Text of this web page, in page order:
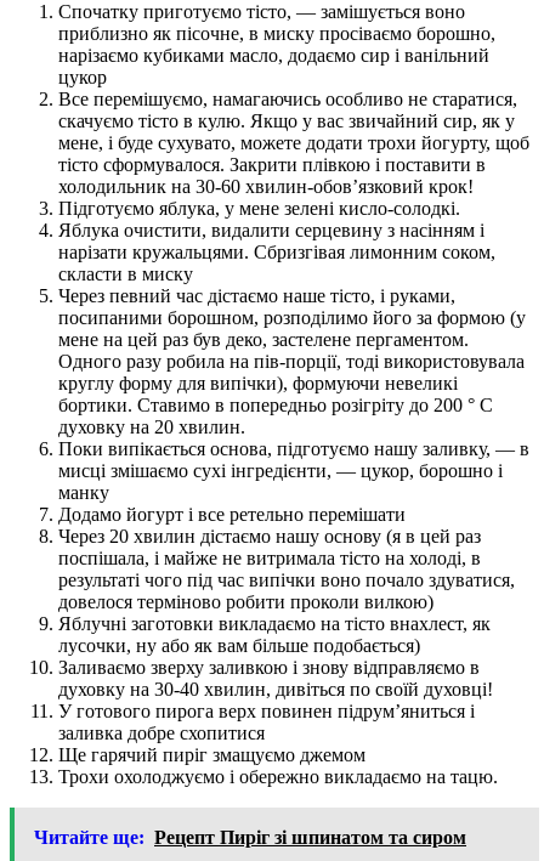
Спочатку приготуємо тісто, — замішується воно
приблизно як пісочне, в миску просіваємо борошно,
нарізаємо кубиками масло, додаємо сир і ванільний
цукор
Все перемішуємо, намагаючись особливо не старатися,
скачуємо тісто в кулю. Якщо у вас звичайний сир, як у
мене, і буде сухувато, можете додати трохи йогурту, щоб
тісто сформувалося. Закрити плівкою і поставити в
холодильник на 30-60 хвилин-обов’язковий крок!
Підготуємо яблука, у мене зелені кисло-солодкі.
Яблука очистити, видалити серцевину з насінням і
нарізати кружальцями. Сбризгівая лимонним соком,
скласти в миску
Через певний час дістаємо наше тісто, і руками,
посипаними борошном, розподілимо його за формою (у
мене на цей раз був деко, застелене пергаментом.
Одного разу робила на пів-порції, тоді використовувала
круглу форму для випічки), формуючи невеликі
бортики. Ставимо в попередньо розігріту до 200 ° С
духовку на 20 хвилин.
Поки випікається основа, підготуємо нашу заливку, — в
мисці змішаємо сухі інгредієнти, — цукор, борошно і
манку
Додамо йогурт і все ретельно перемішати
Через 20 хвилин дістаємо нашу основу (я в цей раз
поспішала, і майже не витримала тісто на холоді, в
результаті чого під час випічки воно почало здуватися,
довелося терміново робити проколи вилкою)
Яблучні заготовки викладаємо на тісто внахлест, як
лусочки, ну або як вам більше подобається)
Заливаємо зверху заливкою і знову відправляємо в
духовку на 30-40 хвилин, дивіться по своїй духовці!
У готового пирога верх повинен підрум’яниться і
заливка добре схопитися
Ще гарячий пиріг змащуємо джемом
Трохи охолоджуємо і обережно викладаємо на тацю.
Читайте ще: Рецепт Пиріг зі шпинатом та сиром